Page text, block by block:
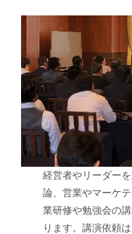
経営者やリーダー
論、営業やマーケ
業研修や勉強会の
ります。講演依頼